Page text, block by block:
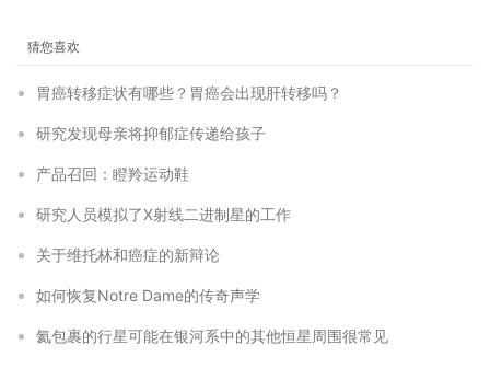
猜您喜欢
胃癌转移症状有哪些？胃癌会出现肝转移吗？
研究发现母亲将抑郁症传递给孩子
产品召回：瞪羚运动鞋
研究人员模拟了X射线二进制星的工作
关于维托林和癌症的新辩论
如何恢复Notre Dame的传奇声学
氦包裹的行星可能在银河系中的其他恒星周围很常见